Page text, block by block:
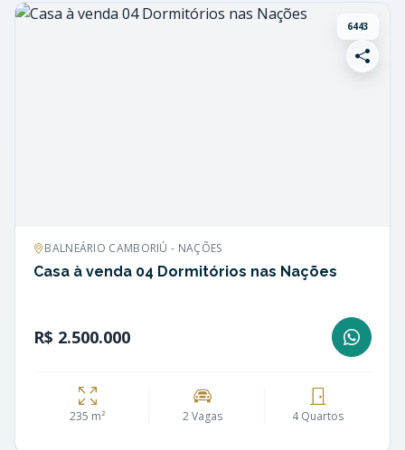
6443
BALNEÁRIO CAMBORIÚ - NAÇÕES
Casa à venda 04 Dormitórios nas Nações
R$ 2.500.000
235 m² 2 Vagas 4 Quartos